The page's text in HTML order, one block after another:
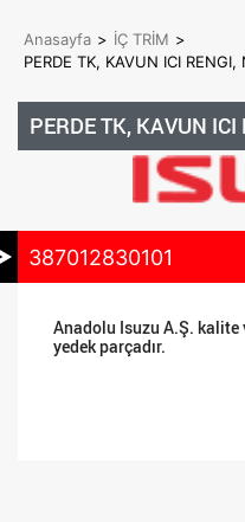
Anasayfa > İÇ TRİM >
PERDE TK, KAVUN ICI
PERDE TK, KAVUN ICI
387012830101
Anadolu Isuzu A.Ş. kalite
yedek parçadır.